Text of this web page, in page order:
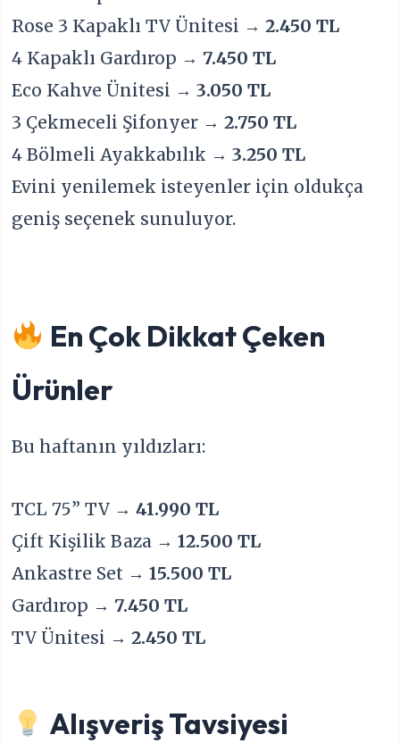
Rose 3 Kapaklı TV Ünitesi →2.450 TL
4 Kapaklı Gardırop →7.450 TL
Eco Kahve Ünitesi →3.050 TL
3 Çekmeceli Şifonyer →2.750 TL
4 Bölmeli Ayakkabılık →3.250 TL
Evini yenilemek isteyenler için oldukça
geniş seçenek sunuluyor.
En Çok Dikkat Çeken
Ürünler
Bu haftanın yıldızları:
TCL 75” TV →41.990 TL
Çift Kişilik Baza →12.500 TL
Ankastre Set →15.500 TL
Gardırop →7.450 TL
TV Ünitesi →2.450 TL
Alışveriş Tavsiyesi